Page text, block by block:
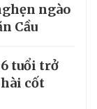
ngào
Cầu
tuổi trở
cốt